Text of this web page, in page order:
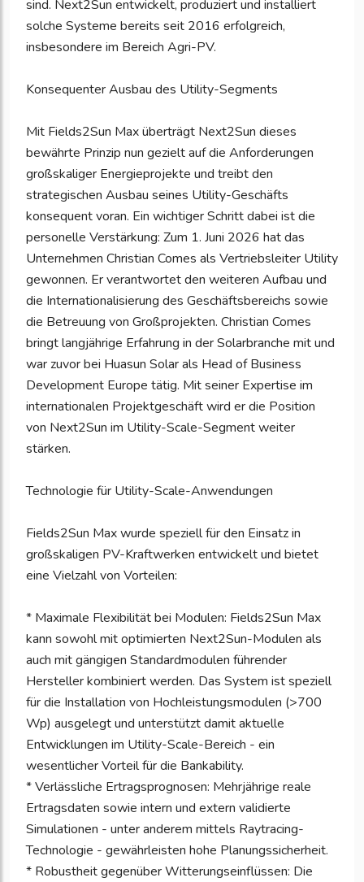
sind. Next2Sun entwickelt, produziert und installiert
solche Systeme bereits seit 2016 erfolgreich,
insbesondere im Bereich Agri-PV.
Konsequenter Ausbau des Utility-Segments
Mit Fields2Sun Max überträgt Next2Sun dieses
bewährte Prinzip nun gezielt auf die Anforderungen
großskaliger Energieprojekte und treibt den
strategischen Ausbau seines Utility-Geschäfts
konsequent voran. Ein wichtiger Schritt dabei ist die
personelle Verstärkung: Zum 1. Juni 2026 hat das
Unternehmen Christian Comes als Vertriebsleiter Utility
gewonnen. Er verantwortet den weiteren Aufbau und
die Internationalisierung des Geschäftsbereichs sowie
die Betreuung von Großprojekten. Christian Comes
bringt langjährige Erfahrung in der Solarbranche mit und
war zuvor bei Huasun Solar als Head of Business
Development Europe tätig. Mit seiner Expertise im
internationalen Projektgeschäft wird er die Position
von Next2Sun im Utility-Scale-Segment weiter
stärken.
Technologie für Utility-Scale-Anwendungen
Fields2Sun Max wurde speziell für den Einsatz in
großskaligen PV-Kraftwerken entwickelt und bietet
eine Vielzahl von Vorteilen:
* Maximale Flexibilität bei Modulen: Fields2Sun Max
kann sowohl mit optimierten Next2Sun-Modulen als
auch mit gängigen Standardmodulen führender
Hersteller kombiniert werden. Das System ist speziell
für die Installation von Hochleistungsmodulen (>700
Wp) ausgelegt und unterstützt damit aktuelle
Entwicklungen im Utility-Scale-Bereich - ein
wesentlicher Vorteil für die Bankability.
* Verlässliche Ertragsprognosen: Mehrjährige reale
Ertragsdaten sowie intern und extern validierte
Simulationen - unter anderem mittels Raytracing-
Technologie - gewährleisten hohe Planungssicherheit.
* Robustheit gegenüber Witterungseinflüssen: Die